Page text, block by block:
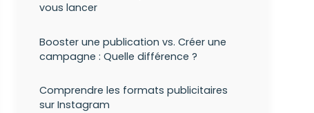
vous lancer
Booster une publication vs. Créer une
campagne : Quelle différence ?
Comprendre les formats publicitaires
sur Instagram